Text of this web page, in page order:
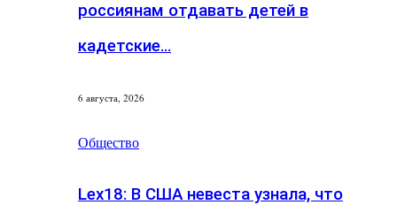
россиянам отдавать детей в
кадетские…
6 августа, 2026
Общество
Lex18: В США невеста узнала, что